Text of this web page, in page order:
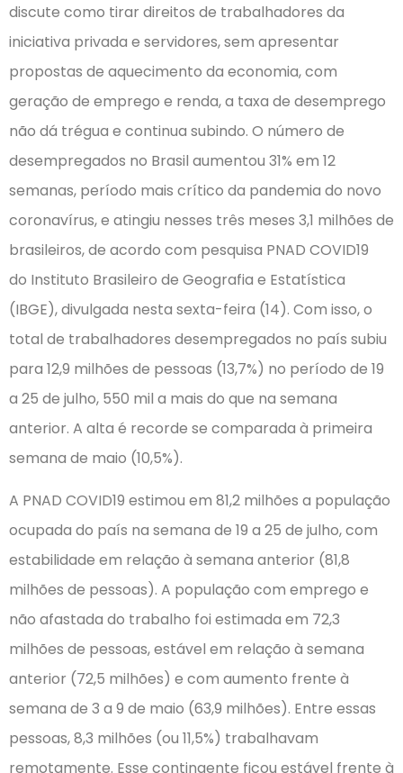
discute como tirar direitos de trabalhadores da
iniciativa privada e servidores, sem apresentar
propostas de aquecimento da economia, com
geração de emprego e renda, a taxa de desemprego
não dá trégua e continua subindo. O número de
desempregados no Brasil aumentou 31% em 12
semanas, período mais crítico da pandemia do novo
coronavírus, e atingiu nesses três meses 3,1 milhões de
brasileiros, de acordo com pesquisa PNAD COVID19
do Instituto Brasileiro de Geografia e Estatística
(IBGE), divulgada nesta sexta-feira (14). Com isso, o
total de trabalhadores desempregados no país subiu
para 12,9 milhões de pessoas (13,7%) no período de 19
a 25 de julho, 550 mil a mais do que na semana
anterior. A alta é recorde se comparada à primeira
semana de maio (10,5%).
A PNAD COVID19 estimou em 81,2 milhões a população
ocupada do país na semana de 19 a 25 de julho, com
estabilidade em relação à semana anterior (81,8
milhões de pessoas). A população com emprego e
não afastada do trabalho foi estimada em 72,3
milhões de pessoas, estável em relação à semana
anterior (72,5 milhões) e com aumento frente à
semana de 3 a 9 de maio (63,9 milhões). Entre essas
pessoas, 8,3 milhões (ou 11,5%) trabalhavam
remotamente. Esse contingente ficou estável frente à